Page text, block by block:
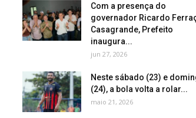
Com a presença do
governador Ricardo
Casagrande, Prefeito
inaugura...
jun 27, 2026
Neste sábado (23) e
(24), a bola volta a rolar...
maio 21, 2026